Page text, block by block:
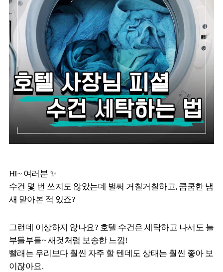
HI~ 여러분 ✨
수건 몇 번 쓰지도 않았는데 벌써 거칠거칠하고, 쿰쿰한 냄
새 맡아본 적 있죠?
그런데 이상하지 않나요? 호텔 수건은 세탁하고 나서도 늘
부들부들~ 새것처럼 보송한 느낌!
빨래는 우리보다 훨씬 자주 할 텐데도 상태는 훨씬 좋아 보
이잖아요.